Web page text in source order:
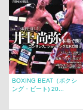
BOXING BEAT（ボクシ
ング・ビート) 20...